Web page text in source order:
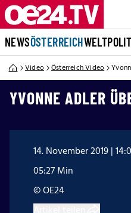
NEWSÖSTERREICHWELT
Video Österreich Video
YVONNE ADLER
14. November 2019 |
05:27 Min
© OE24